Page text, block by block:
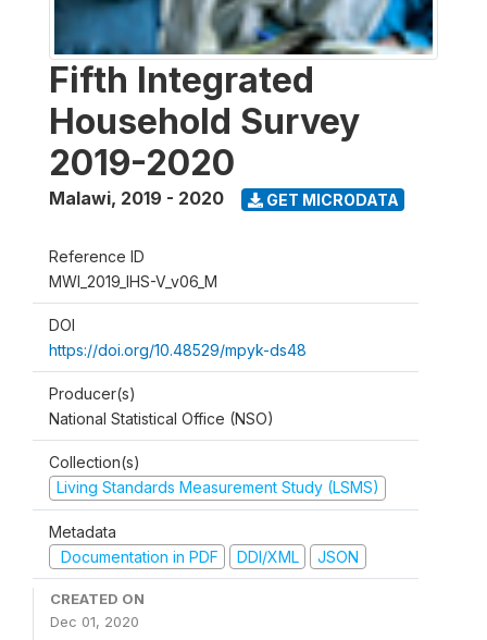
Fifth Integrated
Household Survey
2019-2020
Malawi, 2019 - 2020 GET MICRODATA
Reference ID
MWI_2019_IHS-V_v06_M
DOI
https://doi.org/10.48529/mpyk-ds48
Producer(s)
National Statistical Office (NSO)
Collection(s)
Living Standards Measurement Study (LSMS)
Metadata
Documentation in PDF
DDI/XML JSON
CREATED ON
Dec 01, 2020